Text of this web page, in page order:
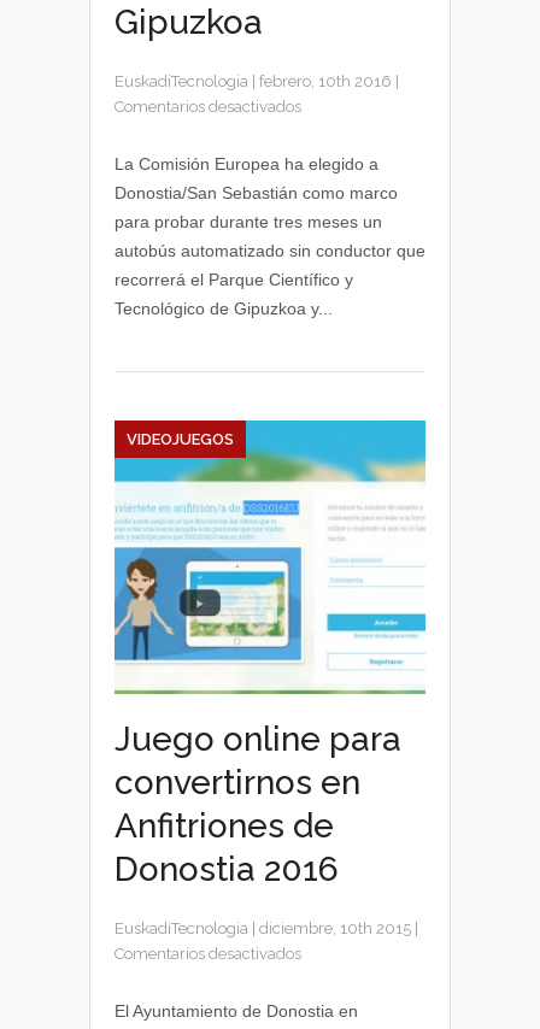
Gipuzkoa
EuskadiTecnologia febrero, 10th 2016
Comentarios desactivadosen
conductor
en
el
Parque
La Comisión Europea ha elegido a
Donostia/San Sebastián como marco
para probar durante tres meses un
autobús automatizado sin conductor que
recorrerá el Parque Científico y
Tecnológico de Gipuzkoa y...
VIDEOJUEGOS
Juego online para
convertirnos en
Anfitriones de
Donostia 2016
EuskadiTecnologia diciembre, 10th 2015
Comentarios desactivadosen
online
El Ayuntamiento de Donostia en